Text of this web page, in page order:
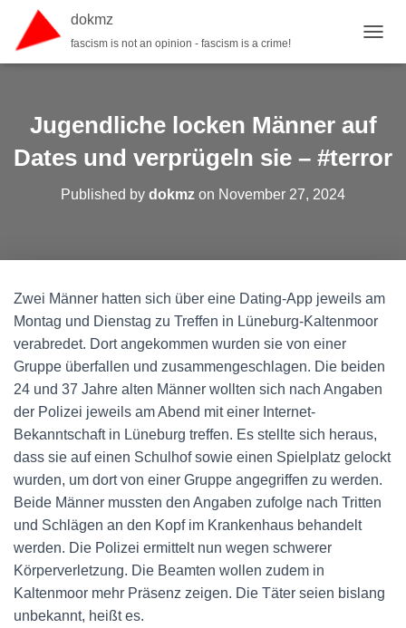
dokmz
fascism is not an opinion - fascism is a crime!
Jugendliche locken Männer auf
Dates und verprügeln sie – #terror
Published by dokmz on November 27, 2024
Zwei Männer hatten sich über eine Dating-App jeweils am
Montag und Dienstag zu Treffen in Lüneburg-Kaltenmoor
verabredet. Dort angekommen wurden sie von einer
Gruppe überfallen und zusammengeschlagen. Die beiden
24 und 37 Jahre alten Männer wollten sich nach Angaben
der Polizei jeweils am Abend mit einer Internet-
Bekanntschaft in Lüneburg treffen. Es stellte sich heraus,
dass sie auf einen Schulhof sowie einen Spielplatz gelockt
wurden, um dort von einer Gruppe angegriffen zu werden.
Beide Männer mussten den Angaben zufolge nach Tritten
und Schlägen an den Kopf im Krankenhaus behandelt
werden. Die Polizei ermittelt nun wegen schwerer
Körperverletzung. Die Beamten wollen zudem in
Kaltenmoor mehr Präsenz zeigen. Die Täter seien bislang
unbekannt, heißt es.